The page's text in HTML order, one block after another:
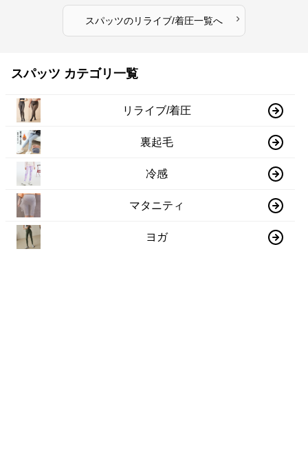
スパッツのリライブ/着圧一覧へ ›
スパッツ カテゴリ一覧
リライブ/着圧
裏起毛
冷感
マタニティ
ヨガ